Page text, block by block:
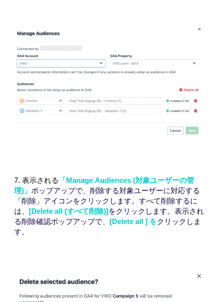
7. 表示される 「Manage Audiences (対象ユーザーの管
理)」 ポップアップで、削除する対象ユーザーに対応する
「削除」アイコンをクリックします。すべて削除するに
は、[Delete all (すべて削除)]をクリックします。表示され
る削除確認ポップアップで、[Delete all ] をクリックしま
す。